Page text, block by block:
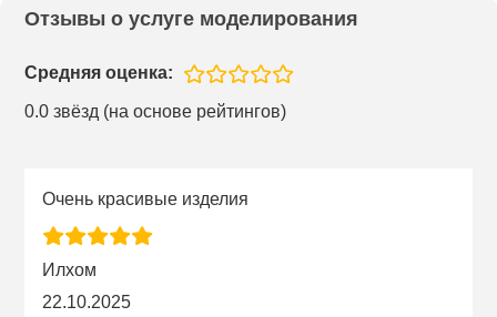
Отзывы о услуге моделирования
Средняя оценка:
0.0 звёзд (на основе рейтингов)
Очень красивые изделия
Илхом
22.10.2025